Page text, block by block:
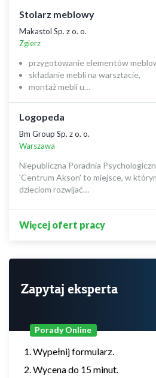
Stolarz meblowy
Makastol Sp. z o. o.
Zgierz
przygotowanie elementów
składanie mebli na warsztacie,
montaż mebli u…
Logopeda
Bm Group Sp. z o. o.
Warszawa
Niepubliczna Poradnia
'Centrum Akson' to miejsce, w
dzieciom rozwijać…
Więcej ofert pracy
Zapytaj eksperta
Porady Online
Wypełnij formularz.
Wycena do 15 minut.